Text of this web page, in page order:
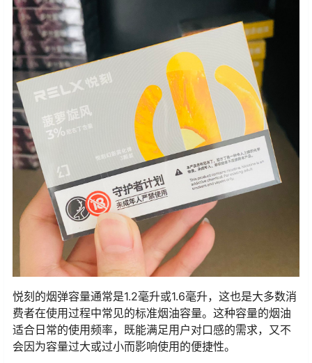
悦刻的烟弹容量通常是1.2毫升或1.6毫升，这也是大多数消
费者在使用过程中常见的标准烟油容量。这种容量的烟油
适合日常的使用频率，既能满足用户对口感的需求，又不
会因为容量过大或过小而影响使用的便捷性。